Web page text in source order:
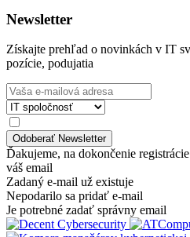
Newsletter
Získajte prehľad o novinkách v IT
pozície, podujatia
Ďakujeme, na dokončenie
váš email
Zadaný e-mail už existuje
Nepodarilo sa pridať e-mail
Je potrebné zadať správny email